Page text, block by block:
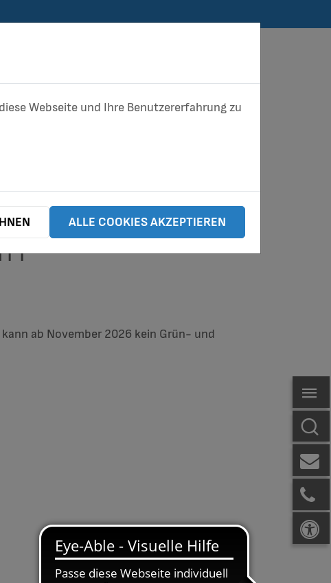
ab November 2026 kein Grün- und
Webseite und Ihre Benutzererfahrung zu
ALLE COOKIES AKZEPTIEREN